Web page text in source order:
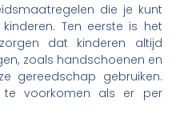
die je kunt
Ten eerste is het
dat kinderen altijd
zoals handschoenen en
gereedschap gebruiken.
voorkomen als er per